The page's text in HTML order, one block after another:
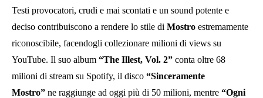
Testi provocatori, crudi e mai scontati e un sound potente e
deciso contribuiscono a rendere lo stile di Mostro estremamente
riconoscibile, facendogli collezionare milioni di views su
YouTube. Il suo album “The Illest, Vol. 2” conta oltre 68
milioni di stream su Spotify, il disco “Sinceramente
Mostro” ne raggiunge ad oggi più di 50 milioni, mentre “Ogni